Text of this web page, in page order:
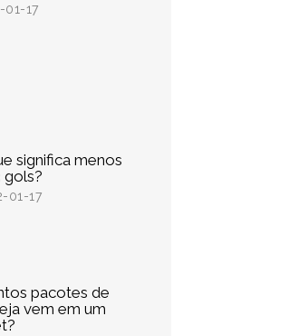
01-17
significa menos
gols?
01-17
pacotes de
vem em um